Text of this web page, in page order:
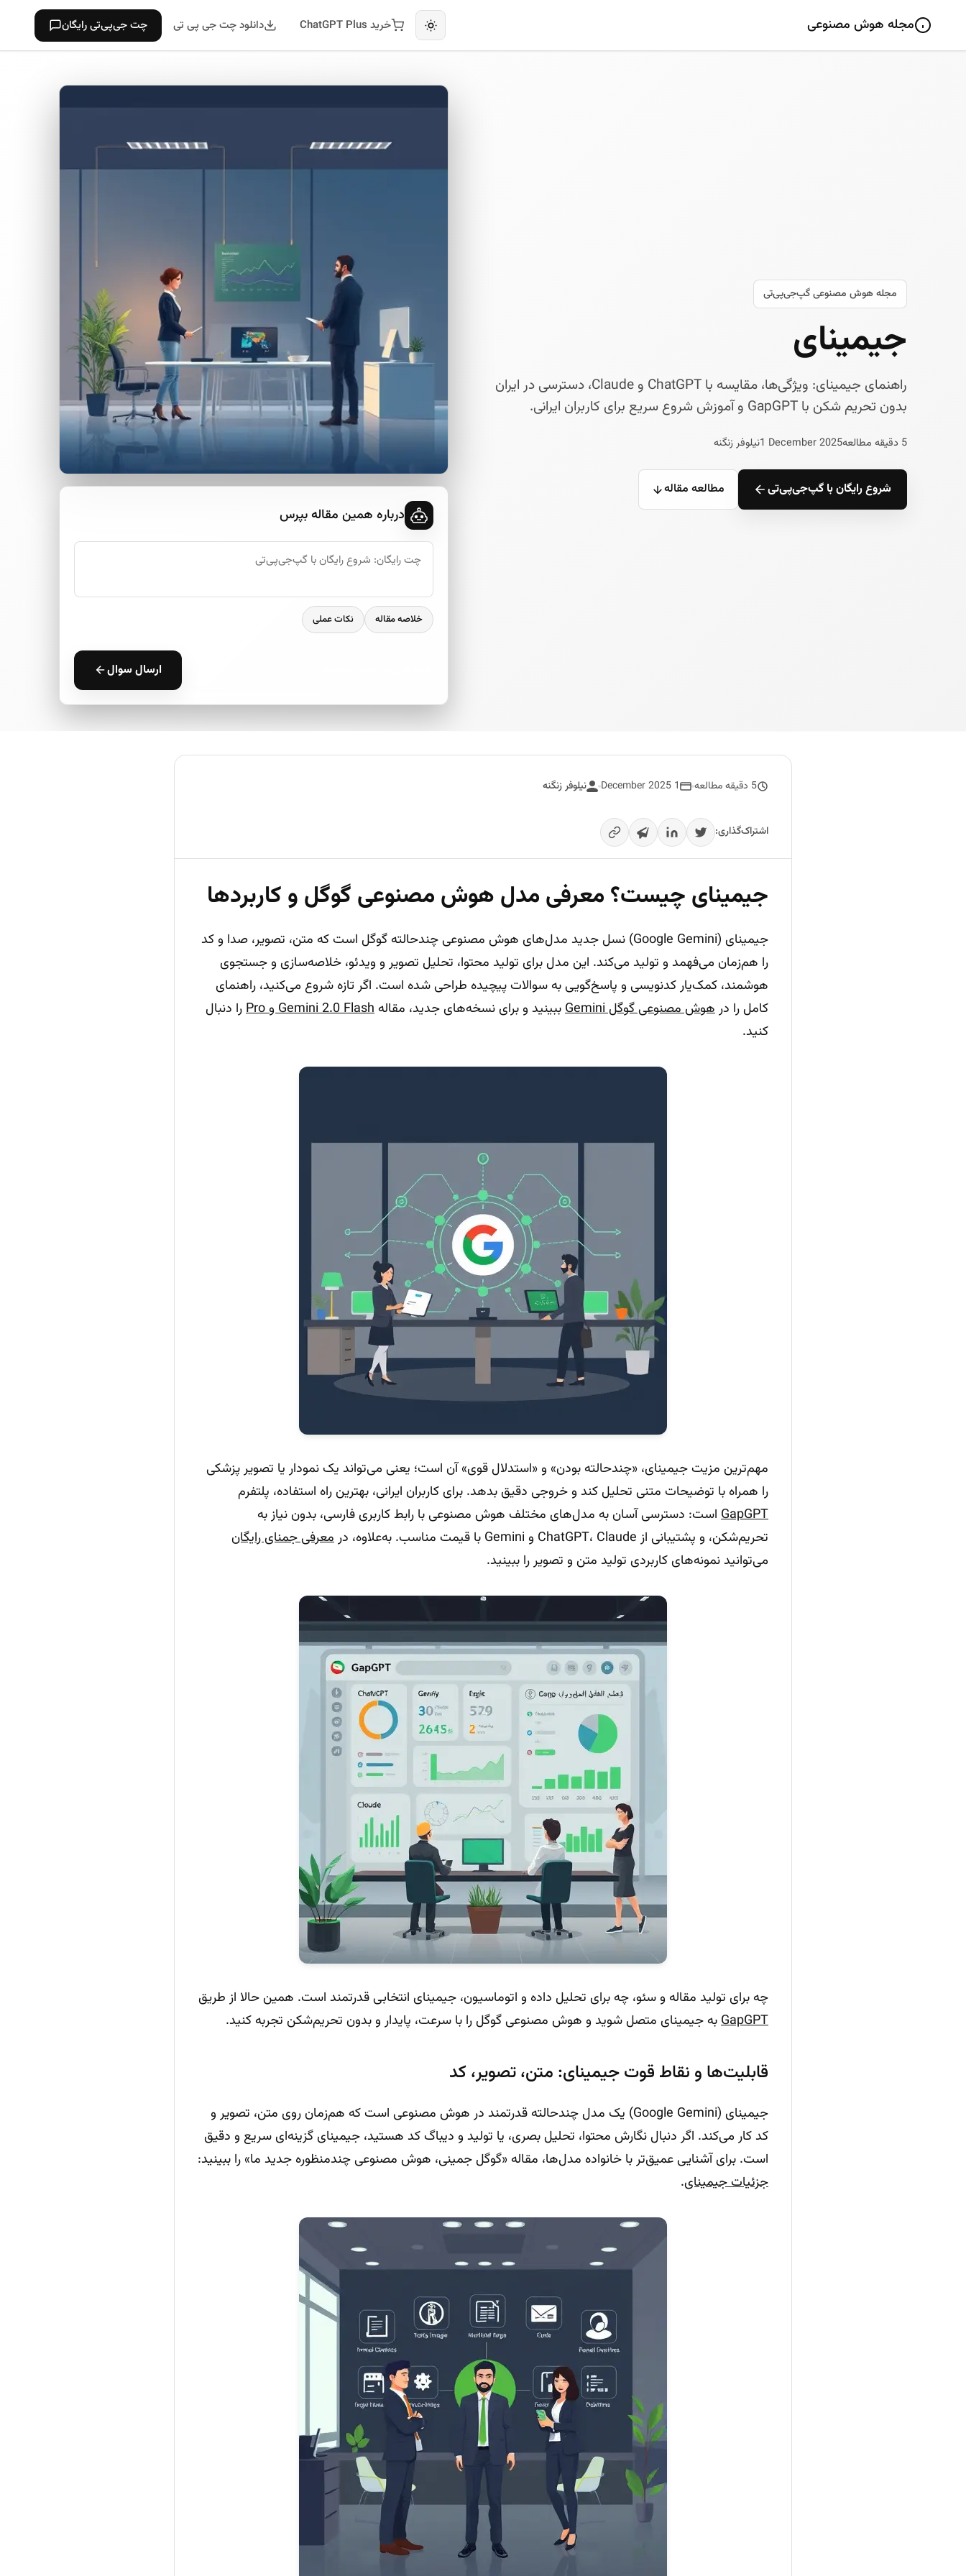
مجله هوش مصنوعی خرید ChatGPT Plus دانلود چت جی پی تی چت جی‌پی‌تی رایگان
مجله هوش مصنوعی گپ‌جی‌پی‌تی
جیمینای
راهنمای جیمینای: ویژگی‌ها، مقایسه با ChatGPT و Claude، دسترسی در ایران
بدون تحریم شکن با GapGPT و آموزش شروع سریع برای کاربران ایرانی.
5 دقیقه مطالعه 1 December 2025نیلوفر زنگنه
شروع رایگان با گپ‌جی‌پی‌تی مطالعه مقاله
درباره همین مقاله بپرس
خلاصه مقاله نکات عملی
ارسال سوال
5 دقیقه مطالعه 1 December 2025 نیلوفر زنگنه
اشتراک‌گذاری:
جیمینای چیست؟ معرفی مدل هوش مصنوعی گوگل و کاربردها
جیمینای (Google Gemini) نسل جدید مدل‌های هوش مصنوعی چند‌حالته گوگل است که متن، تصویر، صدا و کد
را هم‌زمان می‌فهمد و تولید می‌کند. این مدل برای تولید محتوا، تحلیل تصویر و ویدئو، خلاصه‌سازی و جستجوی
هوشمند، کمک‌یار کدنویسی و پاسخ‌گویی به سوالات پیچیده طراحی شده است. اگر تازه شروع می‌کنید، راهنمای
کامل را در هوش مصنوعی گوگل Gemini ببینید و برای نسخه‌های جدید، مقاله Gemini 2.0 Flash و Pro
را دنبال
کنید.
مهم‌ترین مزیت جیمینای، «چندحالته بودن» و «استدلال قوی» آن است؛ یعنی می‌تواند یک نمودار یا تصویر پزشکی
را همراه با توضیحات متنی تحلیل کند و خروجی دقیق بدهد. برای کاربران ایرانی، بهترین راه استفاده، پلتفرم
GapGPT است: دسترسی آسان به مدل‌های مختلف هوش مصنوعی با رابط کاربری فارسی، بدون نیاز به
تحریم‌شکن، و پشتیبانی از ChatGPT، Claude و Gemini با قیمت مناسب. به‌علاوه، در
معرفی جمنای رایگان
می‌توانید نمونه‌های کاربردی تولید متن و تصویر را ببینید.
چه برای تولید مقاله و سئو، چه برای تحلیل داده و اتوماسیون، جیمینای انتخابی قدرتمند است. همین حالا از طریق
GapGPTبه جیمینای متصل شوید و هوش مصنوعی گوگل را با سرعت، پایدار و بدون تحریم‌شکن تجربه کنید.
قابلیت‌ها و نقاط قوت جیمینای: متن، تصویر، کد
جیمینای (Google Gemini) یک مدل چندحالته قدرتمند در هوش مصنوعی است که هم‌زمان روی متن، تصویر و
کد کار می‌کند. اگر دنبال نگارش محتوا، تحلیل بصری، یا تولید و دیباگ کد هستید، جیمینای گزینه‌ای سریع و دقیق
است. برای آشنایی عمیق‌تر با خانواده مدل‌ها، مقاله «گوگل جمینی، هوش مصنوعی چندمنظوره جدید ما» را ببینید:
جزئیات جیمینای.